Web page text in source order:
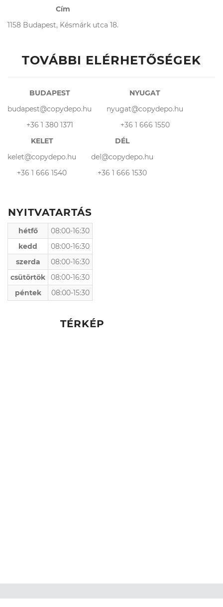
Cím
1158 Budapest, Késmárk utca 18.
TOVÁBBI ELÉRHETŐSÉGEK
BUDAPEST
budapest@copydepo.hu
+36 1 380 1371
NYUGAT
nyugat@copydepo.hu
+36 1 666 1550
KELET
kelet@copydepo.hu
+36 1 666 1540
DÉL
del@copydepo.hu
+36 1 666 1530
NYITVATARTÁS
hétfő
08:00-16:30
kedd
08:00-16:30
szerda
08:00-16:30
csütörtök
08:00-16:30
péntek
08:00-15:30
TÉRKÉP